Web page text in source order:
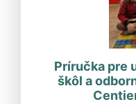
Príručka pre
škôl a